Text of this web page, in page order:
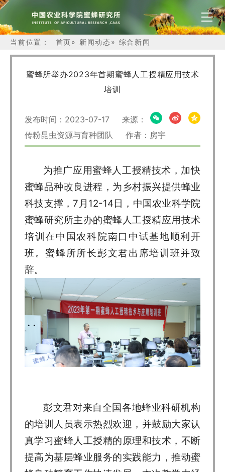
当前位置： 首页» 新闻动态» 综合新闻
蜜蜂所举办2023年首期蜜蜂人工授精应用技术
培训
发布时间：2023-07-17 来源：
传粉昆虫资源与育种团队 作者：房宇
为推广应用蜜蜂人工授精技术，加快
蜜蜂品种改良进程，为乡村振兴提供蜂业
科技支撑，7月12-14日，中国农业科学院
蜜蜂研究所主办的蜜蜂人工授精应用技术
培训在中国农科院南口中试基地顺利开
班。蜜蜂所所长彭文君出席培训班并致
辞。
彭文君对来自全国各地蜂业科研机构
的培训人员表示热烈欢迎，并鼓励大家认
真学习蜜蜂人工授精的原理和技术，不断
提高为基层蜂业服务的实践能力，推动蜜